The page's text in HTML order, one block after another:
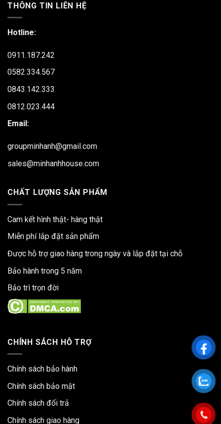
THÔNG TIN LIÊN HỆ
Hotline:
0911.187.242
0582.334.567
0843.142.333
0812.023.444
Email:
groupminhanh@gmail.com
sales@minhanhhouse.com
CHẤT LƯỢNG SẢN PHẨM
Cam kết hình thật- hàng thật
Miễn phí lắp đặt sản phẩm
Được hỗ trợ giao hàng trong ngày và lắp đặt tại chỗ
Bảo hành trong 5 năm
Bảo trì trọn đời
CHÍNH SÁCH HỖ TRỢ
Chính sách bảo hành
Chính sách bảo mật
Chính sách đổi trả
Chính sách giao hàng